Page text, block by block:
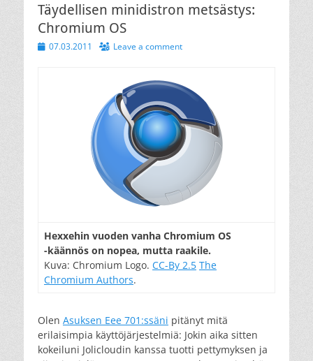
Täydellisen minidistron metsästys:
Chromium OS
Posted
07.03.2011 Leave a comment
Hexxehin vuoden vanha Chromium OS
-käännös on nopea, mutta raakile.
Kuva: Chromium Logo. CC-By 2.5 The
Chromium Authors.
Olen Asuksen Eee 701:ssäni pitänyt mitä
erilaisimpia käyttöjärjestelmiä: Jokin aika sitten
kokeiluni Jolicloudin kanssa tuotti pettymyksen ja